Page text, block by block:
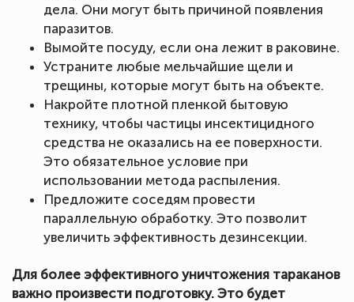
дела. Они могут быть причиной появления
паразитов.
Вымойте посуду, если она лежит в раковине.
Устраните любые мельчайшие щели и
трещины, которые могут быть на объекте.
Накройте плотной пленкой бытовую
технику, чтобы частицы инсектицидного
средства не оказались на ее поверхности.
Это обязательное условие при
использовании метода распыления.
Предложите соседям провести
параллельную обработку. Это позволит
увеличить эффективность дезинсекции.
Для более эффективного уничтожения тараканов
важно произвести подготовку. Это будет